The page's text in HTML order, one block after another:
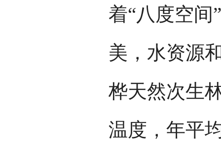
着“八度空间
美，水资源
桦天然次生
温度，年平